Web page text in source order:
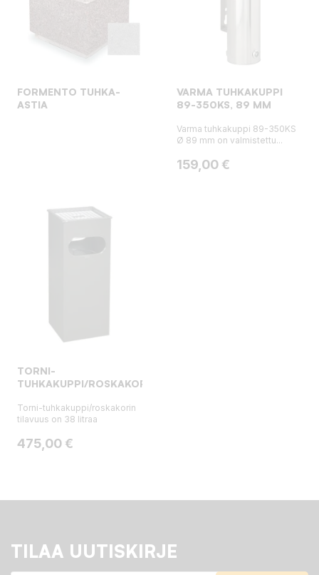
FORMENTO TUHKA-
ASTIA
VARMA TUHKAKUPPI
89-350KS, 89 MM
Varma tuhkakuppi 89-350KS
Ø 89 mm on valmistettu...
Hinta
159,00 €
TORNI-
TUHKAKUPPI/ROSKAKORI
Torni-tuhkakuppi/roskakorin
tilavuus on 38 litraa
Hinta
475,00 €
TILAA UUTISKIRJE